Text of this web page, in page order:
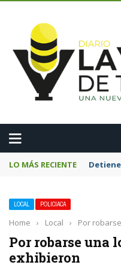
LO MÁS RECIENTE Muere
LOCAL POLICIACA
Home › Local › Por
Por robarse una
exhibieron